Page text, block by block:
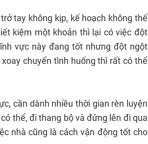
tay không kịp, kế hoạch không thể
kiệm một khoản thì lại có việc đột
vực này đang tốt nhưng đột ngột
chuyển tình huống thì rất có thể
cần dành nhiều thời gian rèn luyện
thể, đi thang bộ và đứng lên đi qua
nhà cũng là cách vận động tốt cho